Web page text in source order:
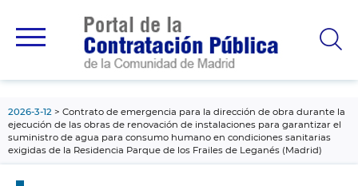
principal
2026-3-12
Contrato de emergencia para la dirección de obra durante la
ejecución de las obras de renovación de instalaciones para garantizar el
suministro de agua para consumo humano en condiciones sanitarias
exigidas de la Residencia Parque de los Frailes de Leganés (Madrid)